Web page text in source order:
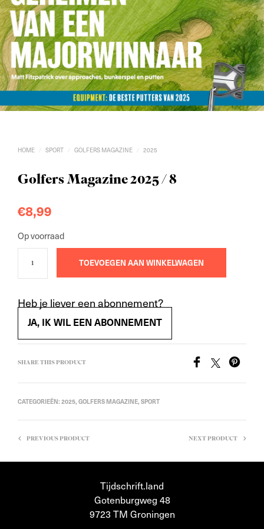
HOME / SPORT / GOLFERS MAGAZINE / 2025
Golfers Magazine 2025 / 8
€8,99
Op voorraad
TOEVOEGEN AAN WINKELWAGEN
Heb je liever een abonnement?
JA, IK WIL EEN ABONNEMENT
SHARE THIS PRODUCT
CATEGORIEËN: 2025, GOLFERS MAGAZINE, SPORT
PREVIOUS PRODUCT NEXT PRODUCT
Tijdschrift.land
Gotenburgweg 48
9723 TM Groningen